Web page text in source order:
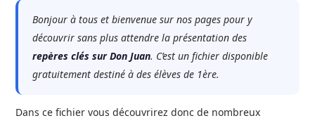
Bonjour à tous et bienvenue sur nos pages pour y
découvrir sans plus attendre la présentation des
repères clés sur Don Juan. C’est un fichier disponible
gratuitement destiné à des élèves de 1ère.
Dans ce fichier vous découvrirez donc de nombreux